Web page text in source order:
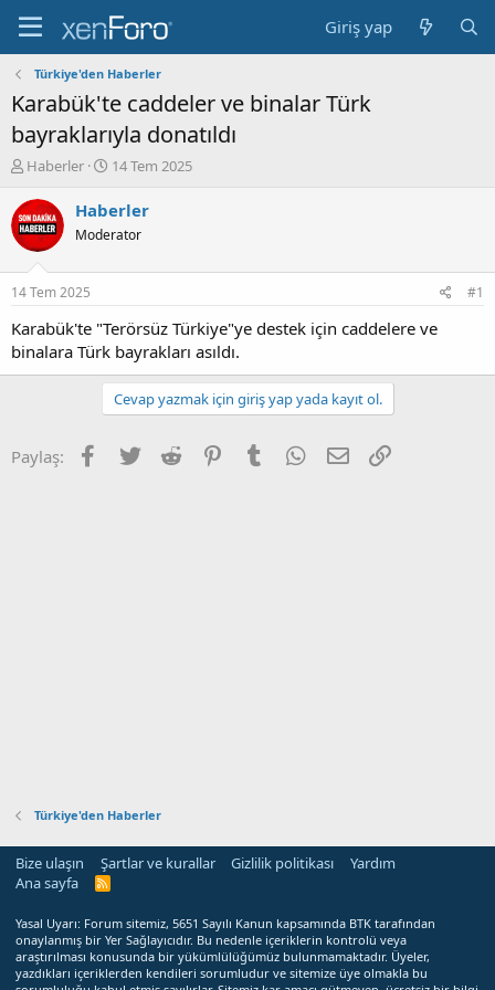
Giriş yap
Türkiye'den Haberler
Karabük'te caddeler ve binalar Türk
bayraklarıyla donatıldı
K
n
b
u
u
b
a
l
Haberler
B
ş
a
ç
a
r
14 Tem 2025
Haberler
Moderator
14 Tem 2025 #1
Karabük'te "Terörsüz Türkiye"ye destek için caddelere ve
binalara Türk bayrakları asıldı.
Cevap yazmak için giriş yap yada kayıt ol.
Paylaş: Facebook
Twitter Reddit PinterestTumblr WhatsApp
E-posta
Türkiye'den Haberler
Bize ulaşın Şartlar ve kurallar Gizlilik politikası
Yardım
Ana sayfa
R
Yasal Uyarı: Forum sitemiz, 5651 Sayılı Kanun kapsamında BTK tarafından
onaylanmış bir Yer Sağlayıcıdır. Bu nedenle içeriklerin kontrolü veya
araştırılması konusunda bir yükümlülüğümüz bulunmamaktadır. Üyeler,
yazdıkları içeriklerden kendileri sorumludur ve sitemize üye olmakla bu